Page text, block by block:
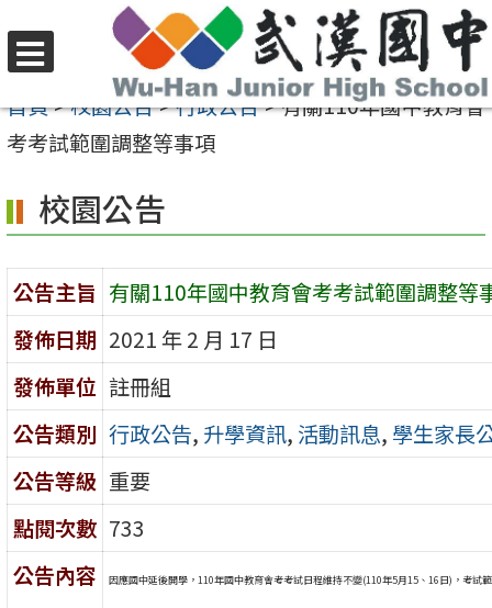
至
要
容
區
選
單
首頁>校園公告>行政公告>有關110年國中教育會
考考試範圍調整等事項
校園公告
公告主旨 有關110年國中教育會考考試範圍調整等
發佈日期 2021 年 2 月 17 日
發佈單位 註冊組
公告類別 行政公告, 升學資訊, 活動訊息, 學生家長
公告等級 重要
點閱次數 733
公告內容
因應國中延後開學，110年國中教育會考考試日程維持不變(110年5月15、16日)，考試